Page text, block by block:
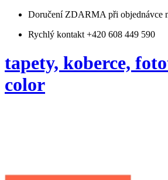
Doručení ZDARMA při objednávce
Rychlý kontakt +420 608 449 590
tapety, koberce,
color